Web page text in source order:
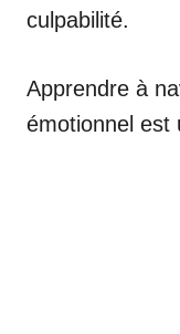
culpabilité.
Apprendre à
émotionnel est